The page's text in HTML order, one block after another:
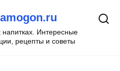
напитках. Интересные
рецепты и советы